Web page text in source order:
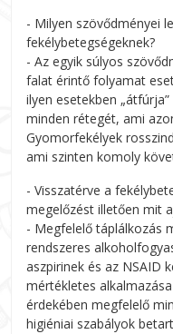
- Milyen szövődményei
fekélybetegségeknek?
- Az egyik súlyos
falat érintő folyamat
ilyen esetekben
minden rétegét, ami
Gyomorfekélyek
ami szinten komoly
- Visszatérve a
megelőzést illetően mit
- Megfelelő táplálkozás
rendszeres
aszpirinek és az NSAID
mértékletes
érdekében megfelelő
higiéniai szabályok